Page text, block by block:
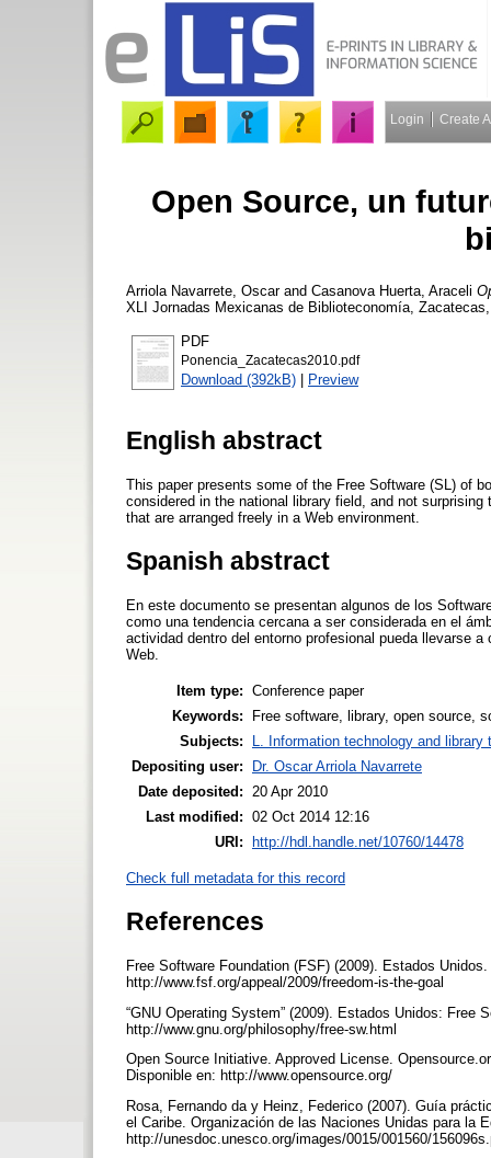
Login Create
Open Source, un
Arriola Navarrete, Oscarand Casanova Huerta, Araceli
XLI Jornadas Mexicanas de Biblioteconomía,
PDF
Ponencia_Zacatecas2010.pdf
Download (392kB) | Preview
English abstract
This paper presents some of the Free Software (SL) of
considered in the national library field, and not
that are arranged freely in a Web environment.
Spanish abstract
En este documento se presentan algunos de los
como una tendencia cercana a ser considerada en el
actividad dentro del entorno profesional pueda llevarse
Web.
Item type: Conference paper
Keywords:
Free software, library, open source,
Subjects:
L. Information technology and library
Depositing user:
Dr. Oscar Arriola Navarrete
Date deposited:
20 Apr 2010
Last modified: 02 Oct 2014 12:16
URI:
http://hdl.handle.net/10760/14478
Check full metadata for this record
References
Free Software Foundation (FSF) (2009). Estados
http://www.fsf.org/appeal/2009/freedom-is-the-goal
“GNU Operating System” (2009). Estados Unidos: Free
http://www.gnu.org/philosophy/free-sw.html
Open Source Initiative. Approved License.
Disponible en: http://www.opensource.org/
Rosa, Fernando da y Heinz, Federico (2007). Guía
el Caribe. Organización de las Naciones Unidas para la
http://unesdoc.unesco.org/images/0015/001560/